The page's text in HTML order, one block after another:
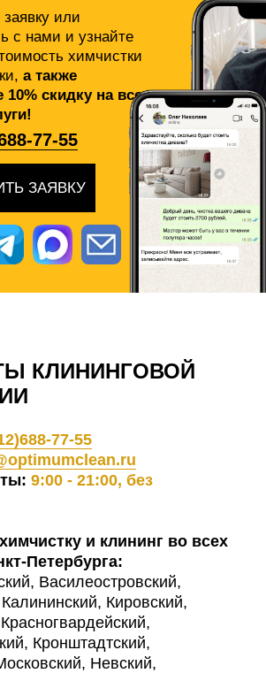
или
с нами и узнайте
химчистки
а также
10% скидку на все
ЗАЯВКУ
77-55
КЛИНИНГОВОЙ
77-55
9:00 - 21:00, без
и клининг во всех
Петербурга:
Василеостровский,
Кировский,
Кронштадтский,
Невский,